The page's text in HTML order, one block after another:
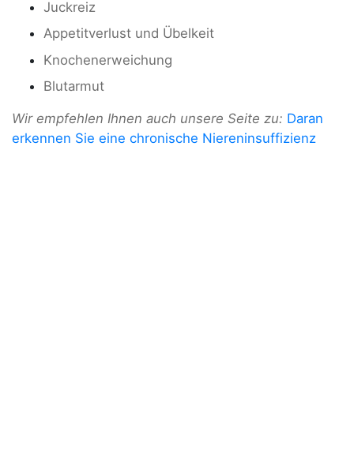
Juckreiz
Appetitverlust und Übelkeit
Knochenerweichung
Blutarmut
Wir empfehlen Ihnen auch unsere Seite zu: Daran
erkennen Sie eine chronische Niereninsuffizienz